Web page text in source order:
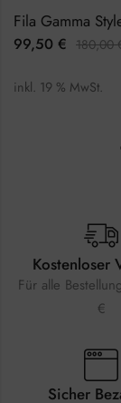
99,50 € 180,00
inkl. 19 % MwSt.
Kostenloser
Für alle
€
Sicher